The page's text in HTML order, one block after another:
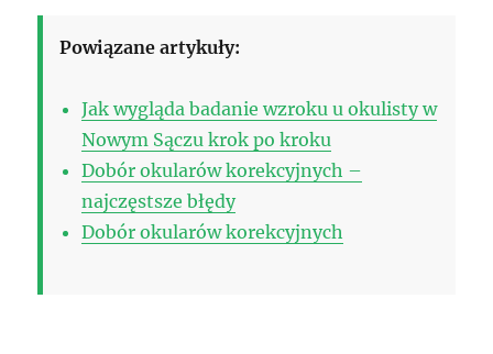
Powiązane artykuły:
Jak wygląda badanie wzroku u okulisty w
Nowym Sączu krok po kroku
Dobór okularów korekcyjnych –
najczęstsze błędy
Dobór okularów korekcyjnych